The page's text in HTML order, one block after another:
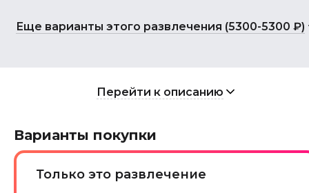
Еще варианты этого развлечения (5300-5300 ₽)
Перейти к описанию
Варианты покупки
Только это развлечение